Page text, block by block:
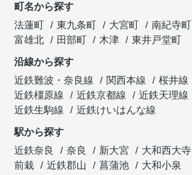
町名から探す
法蓮町
東九条町 大宮町 南紀寺町
富雄北
田部町 木津
東井戸堂町
沿線から探す
近鉄難波・奈良線
関西本線 桜井線
近鉄橿原線
近鉄京都線 近鉄天理線
近鉄生駒線
近鉄けいはんな線
駅から探す
近鉄奈良
奈良 新大宮 大和西大寺
前栽
近鉄郡山 菖蒲池 大和小泉